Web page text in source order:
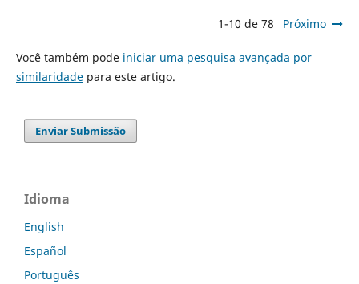
1-10 de 78 Próximo
Você também pode iniciar uma pesquisa avançada por
similaridadepara este artigo.
Enviar Submissão
Idioma
English
Español
Português